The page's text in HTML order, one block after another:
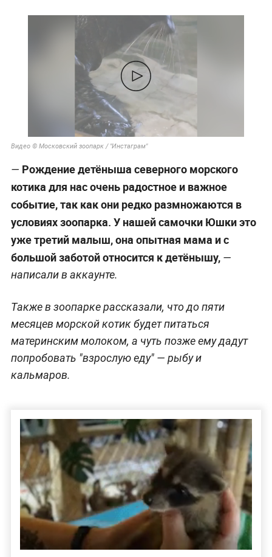
Видео © Московский зоопарк / "Инстаграм"
— Рождение детёныша северного морского
котика для нас очень радостное и важное
событие, так как они редко размножаются в
условиях зоопарка. У нашей самочки Юшки это
уже третий малыш, она опытная мама и с
большой заботой относится к детёнышу,—
написали в аккаунте.
Также в зоопарке рассказали, что до пяти
месяцев морской котик будет питаться
материнским молоком, а чуть позже ему дадут
попробовать "взрослую еду" — рыбу и
кальмаров.